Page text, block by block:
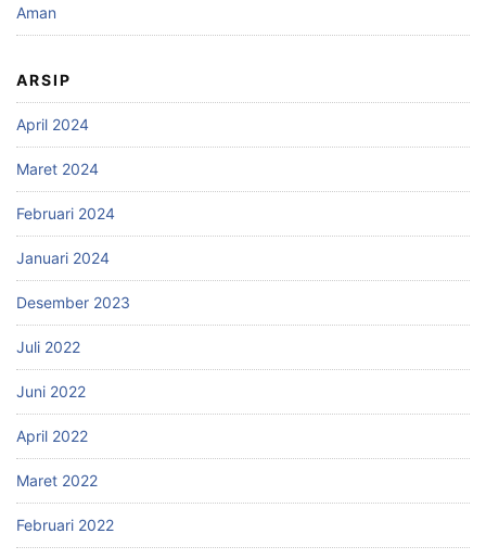
Aman
ARSIP
April 2024
Maret 2024
Februari 2024
Januari 2024
Desember 2023
Juli 2022
Juni 2022
April 2022
Maret 2022
Februari 2022